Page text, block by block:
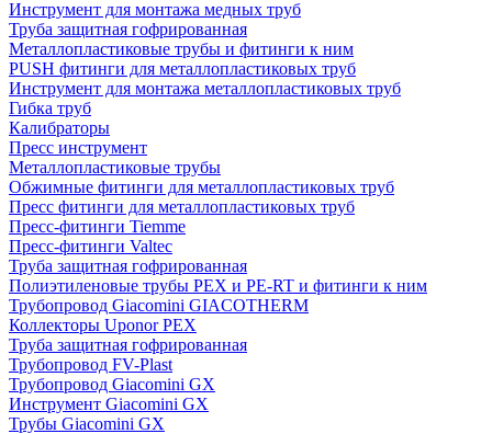
Инструмент для монтажа медных труб
Труба защитная гофрированная
Металлопластиковые трубы и фитинги к ним
PUSH фитинги для металлопластиковых труб
Инструмент для монтажа металлопластиковых труб
Гибка труб
Калибраторы
Пресс инструмент
Металлопластиковые трубы
Обжимные фитинги для металлопластиковых труб
Пресс фитинги для металлопластиковых труб
Пресс-фитинги Tiemme
Пресс-фитинги Valtec
Труба защитная гофрированная
Полиэтиленовые трубы PEX и PE-RT и фитинги к ним
Трубопровод Giacomini GIACOTHERM
Коллекторы Uponor PEX
Труба защитная гофрированная
Трубопровод FV-Plast
Трубопровод Giacomini GX
Инструмент Giacomini GX
Трубы Giacomini GX